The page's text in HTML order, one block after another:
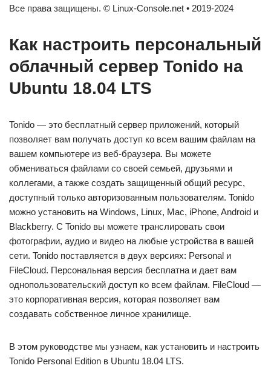
Все права защищены. © Linux-Console.net • 2019-2024
Как настроить персональный
облачный сервер Tonido на
Ubuntu 18.04 LTS
Tonido — это бесплатный сервер приложений, который
позволяет вам получать доступ ко всем вашим файлам на
вашем компьютере из веб-браузера. Вы можете
обмениваться файлами со своей семьей, друзьями и
коллегами, а также создать защищенный общий ресурс,
доступный только авторизованным пользователям. Tonido
можно установить на Windows, Linux, Mac, iPhone, Android и
Blackberry. С Tonido вы можете транслировать свои
фотографии, аудио и видео на любые устройства в вашей
сети. Tonido поставляется в двух версиях: Personal и
FileCloud. Персональная версия бесплатна и дает вам
однопользовательский доступ ко всем файлам. FileCloud —
это корпоративная версия, которая позволяет вам
создавать собственное личное хранилище.
В этом руководстве мы узнаем, как установить и настроить
Tonido Personal Edition в Ubuntu 18.04 LTS.